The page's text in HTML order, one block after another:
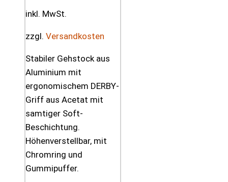
inkl. MwSt.
zzgl. Versandkosten
Stabiler Gehstock aus
Aluminium mit
ergonomischem DERBY-
Griff aus Acetat mit
samtiger Soft-
Beschichtung.
Höhenverstellbar, mit
Chromring und
Gummipuffer.